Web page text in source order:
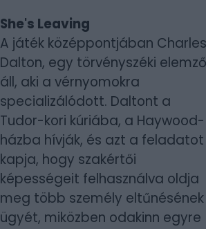
She's Leaving
A játék középpontjában Charles
Dalton, egy törvényszéki elemző
áll, aki a vérnyomokra
specializálódott. Daltont a
Tudor-kori kúriába, a Haywood-
házba hívják, és azt a feladatot
kapja, hogy szakértői
képességeit felhasználva oldja
meg több személy eltűnésének
ügyét, miközben odakinn egyre